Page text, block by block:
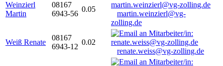
Weinzierl
Martin
08167
6943-56
0.05
martin.weinzierl@vg-
zolling.de
Weiß Renate
08167
6943-12
0.02
renate.weiss@vg-zolling.de